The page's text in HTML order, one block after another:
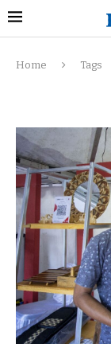
Home Tags